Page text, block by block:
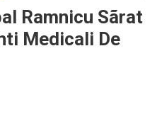
Ramnicu Sãrat
Medicali De